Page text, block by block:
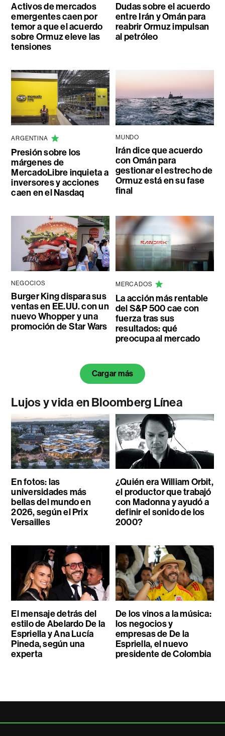
Activos de mercados
emergentes caen por
temor a que el acuerdo
sobre Ormuz eleve las
tensiones
Dudas sobre el acuerdo
entre Irán y Omán para
reabrir Ormuz impulsan
al petróleo
ARGENTINA
Presión sobre los
márgenes de
MercadoLibre inquieta a
inversores y acciones
caen en el Nasdaq
MUNDO
Irán dice que acuerdo
con Omán para
gestionar el estrecho de
Ormuz está en su fase
final
NEGOCIOS
Burger King dispara sus
ventas en EE.UU. con un
nuevo Whopper y una
promoción de Star Wars
MERCADOS
La acción más rentable
del S&P 500 cae con
fuerza tras sus
resultados: qué
preocupa al mercado
Cargar más
Lujos y vida en Bloomberg Línea
En fotos: las
universidades más
bellas del mundo en
2026, según el Prix
Versailles
¿Quién era William Orbit,
el productor que trabajó
con Madonna y ayudó a
definir el sonido de los
2000?
El mensaje detrás del
estilo de Abelardo De la
Espriella y Ana Lucía
Pineda, según una
experta
De los vinos a la música:
los negocios y
empresas de De la
Espriella, el nuevo
presidente de Colombia